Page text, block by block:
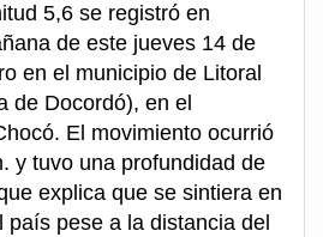
5,6 se registró en
de este jueves 14 de
en el municipio de Litoral
de Docordó), en el
El movimiento ocurrió
y tuvo una profundidad de
explica que se sintiera en
pese a la distancia del